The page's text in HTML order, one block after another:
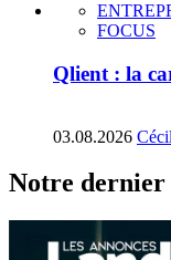
FOCUS
Qlient : la
03.08.2026
Notre dernier